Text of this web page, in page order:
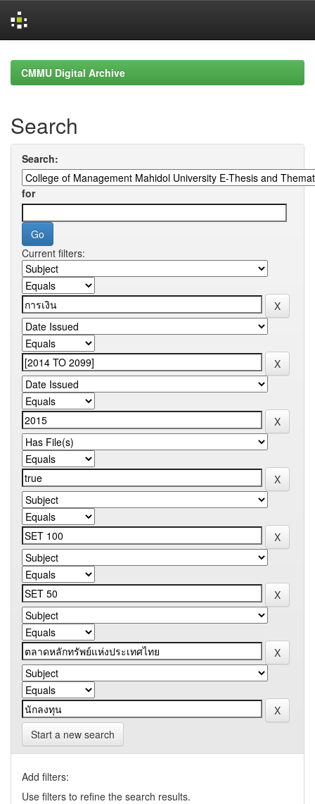
navigationCMMU Digital Archive
Search
Search:
for
Current filters:
Start a new search
Add filters:
Use filters to refine the search results.